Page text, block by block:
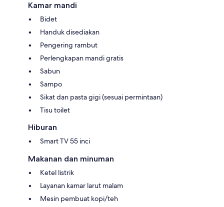
Kamar mandi
Bidet
Handuk disediakan
Pengering rambut
Perlengkapan mandi gratis
Sabun
Sampo
Sikat dan pasta gigi (sesuai permintaan)
Tisu toilet
Hiburan
Smart TV 55 inci
Makanan dan minuman
Ketel listrik
Layanan kamar larut malam
Mesin pembuat kopi/teh